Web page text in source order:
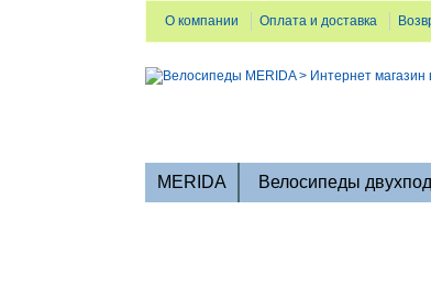
О компании Оплата и доставка
MERIDA Велосипеды